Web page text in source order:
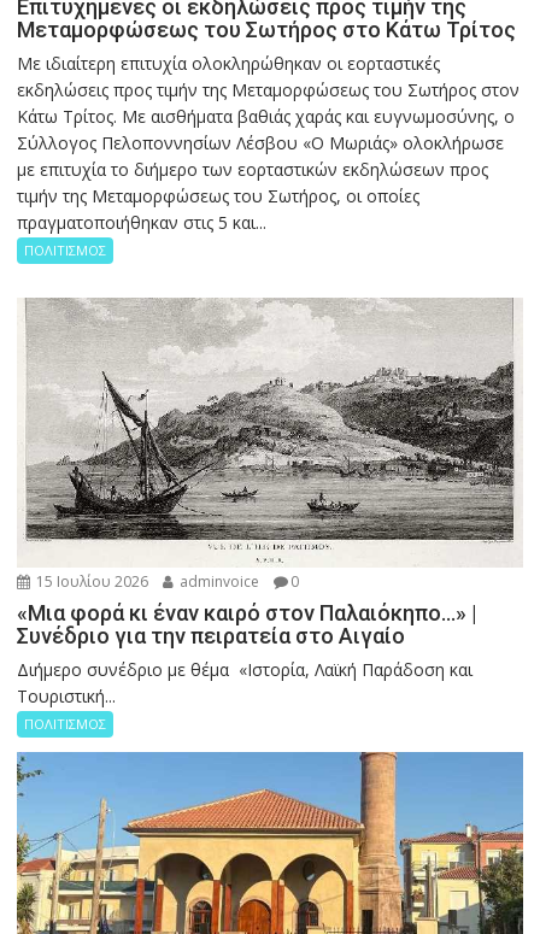
Επιτυχημένες οι εκδηλώσεις προς τιμήν της
Μεταμορφώσεως του Σωτήρος στο Κάτω Τρίτος
Με ιδιαίτερη επιτυχία ολοκληρώθηκαν οι εορταστικές
εκδηλώσεις προς τιμήν της Μεταμορφώσεως του Σωτήρος στον
Κάτω Τρίτος. Με αισθήματα βαθιάς χαράς και ευγνωμοσύνης, ο
Σύλλογος Πελοποννησίων Λέσβου «Ο Μωριάς» ολοκλήρωσε
με επιτυχία το διήμερο των εορταστικών εκδηλώσεων προς
τιμήν της Μεταμορφώσεως του Σωτήρος, οι οποίες
πραγματοποιήθηκαν στις 5 και...
ΠΟΛΙΤΙΣΜΟΣ
15 Ιουλίου 2026 adminvoice 0
«Μια φορά κι έναν καιρό στον Παλαιόκηπο…» |
Συνέδριο για την πειρατεία στο Αιγαίο
Διήμερο συνέδριο με θέμα «Ιστορία, Λαϊκή Παράδοση και
Τουριστική...
ΠΟΛΙΤΙΣΜΟΣ